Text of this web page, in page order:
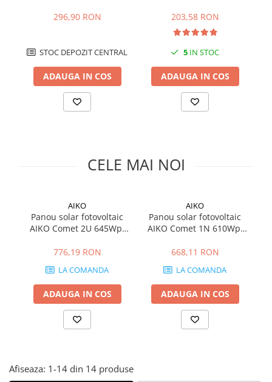
Sungrow
Structura acoperis tigla
IBC Top Fix 200
K2-Systems GmbH
Backup Switch
Conectica
Dongle
Panouri
296,90 RON
STOC DEPOZIT CENTRAL
ADAUGA IN COS
203,58 RON
5 IN STOC
ADAUGA IN COS
CELE MAI NOI
AIKO
Panou solar fotovoltaic
AIKO Comet 2U 645Wp,
23,9%
776,19 RON
LA COMANDA
ADAUGA IN COS
AIKO
Panou solar fotovoltaic
AIKO Comet 1N 610Wp,
23,6%
668,11 RON
LA COMANDA
ADAUGA IN COS
Afiseaza: 1-14 din 14 produse